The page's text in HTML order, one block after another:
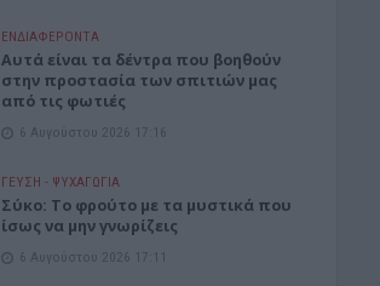
ΕΝΔΙΑΦΕΡΟΝΤΑ
Αυτά είναι τα δέντρα που βοηθούν
στην προστασία των σπιτιών μας
από τις φωτιές
6 Αυγούστου 2026 17:16
ΓΕΎΣΗ - ΨΥΧΑΓΩΓΊΑ
Σύκο: Το φρούτο με τα μυστικά που
ίσως να μην γνωρίζεις
6 Αυγούστου 2026 17:11